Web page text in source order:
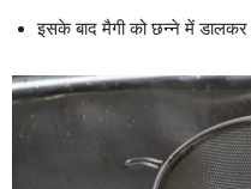
इसके बाद मैगी को छन्ने में